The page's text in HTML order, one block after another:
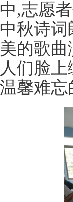
中,志愿
中秋诗
美的歌
人们脸
温馨难忘